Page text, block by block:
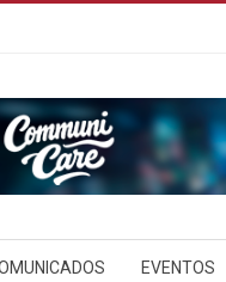
EVENTOS